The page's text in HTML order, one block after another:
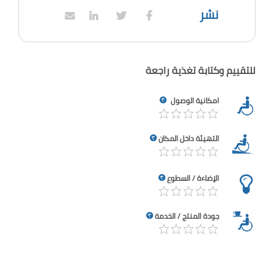
نشر
للتقييم وكتابة تغذية راجعة
امكانية الوصول
التهيئة داخل المكان
الإضاءة / السطوع
جودة المنتج / الخدمة